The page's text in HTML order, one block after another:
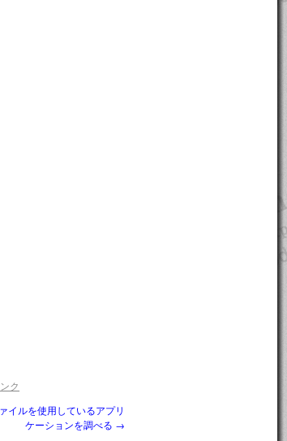
ク
イルを使用しているアプリ
ケーションを調べる →